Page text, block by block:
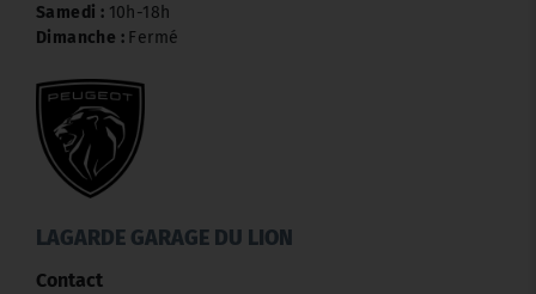
Samedi : 10h-18h
Dimanche : Fermé
LAGARDE GARAGE DU LION
Contact